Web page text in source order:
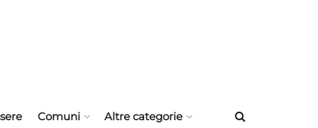
Comuni Altre categorie